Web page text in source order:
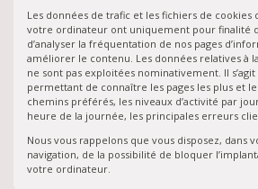
Les données de trafic et les fichiers de cookies
votre ordinateur ont uniquement pour finalité
d’analyser la fréquentation de nos pages
améliorer le contenu. Les données relatives à
ne sont pas exploitées nominativement. Il
permettant de connaître les pages les plus et
chemins préférés, les niveaux d’activité par
heure de la journée, les principales erreurs
Nous vous rappelons que vous disposez, dans
navigation, de la possibilité de bloquer
votre ordinateur.